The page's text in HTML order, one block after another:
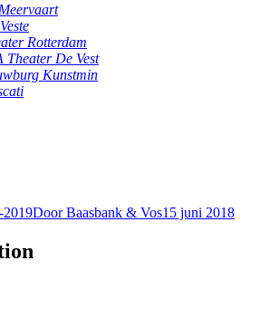
Rotterdam
Theater De Vest
Kunstmin
2019DoorBaasbank & Vos15 juni 2018